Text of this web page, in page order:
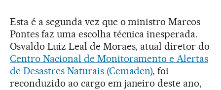
Esta é a segunda vez que o ministro Marcos
Pontes faz uma escolha técnica inesperada.
Osvaldo Luiz Leal de Moraes, atual diretor do
Centro Nacional de Monitoramento e Alertas
de Desastres Naturais (Cemaden), foi
reconduzido ao cargo em janeiro deste ano,